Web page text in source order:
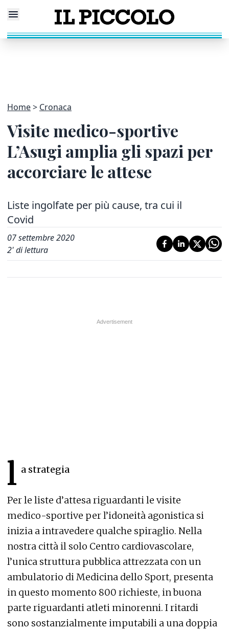
Home Cronaca
Visite medico-sportive
L’Asugi amplia gli spazi per
accorciare le attese
Liste ingolfate per più cause, tra cui il
Covid
07 settembre 2020
2' di lettura
l a strategia
Per le liste d’attesa riguardanti le visite
medico-sportive per l’idoneità agonistica si
inizia a intravedere qualche spiraglio. Nella
nostra città il solo Centro cardiovascolare,
l’unica struttura pubblica attrezzata con un
ambulatorio di Medicina dello Sport, presenta
in questo momento 800 richieste, in buona
parte riguardanti atleti minorenni. I ritardi
sono sostanzialmente imputabili a una doppia